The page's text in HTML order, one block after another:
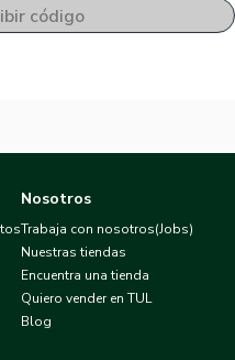
código
Nosotros
Trabaja con nosotros(Jobs)
Nuestras tiendas
Encuentra una tienda
Quiero vender en TUL
Blog